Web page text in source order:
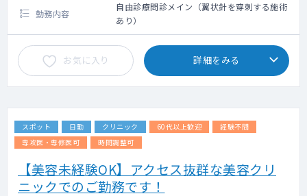
勤務内容
自由診療問診メイン（翼状針を穿刺する施術
あり）
お気に入り 詳細をみる
スポット 日勤 クリニック 60代以上歓迎
経験不問
専攻医・専修医可
時間調整可
【美容未経験OK】アクセス抜群な美容クリ
ニックでのご勤務です！